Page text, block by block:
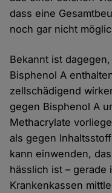
dass eine
noch gar nicht
Bekannt ist
Bisphenol A
zellschädigend
gegen Bisphenol A
Methacrylate
als gegen
kann einwenden,
hässlich ist – gerade
Krankenkassen